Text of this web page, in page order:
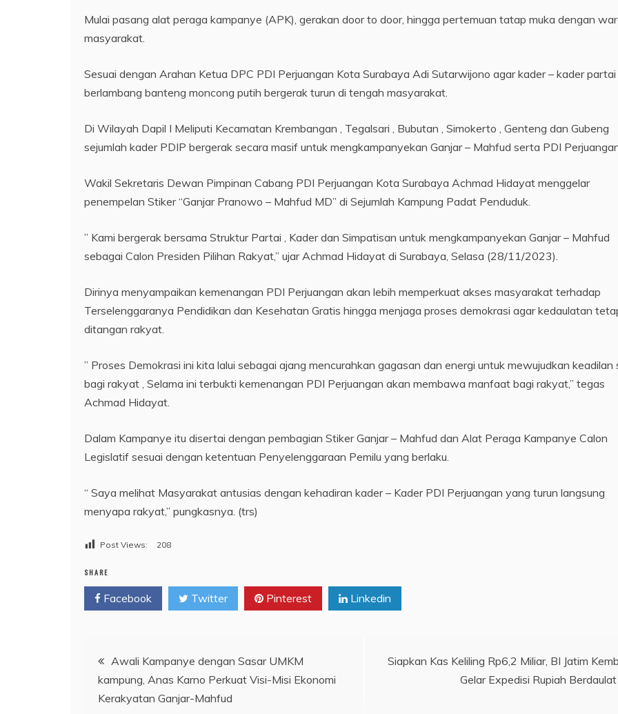
Mulai pasang alat peraga kampanye (APK), gerakan door to door, hingga pertemuan tatap muka dengan
masyarakat.
Sesuai dengan Arahan Ketua DPC PDI Perjuangan Kota Surabaya Adi Sutarwijono agar kader – kader partai
berlambang banteng moncong putih bergerak turun di tengah masyarakat.
Di Wilayah Dapil I Meliputi Kecamatan Krembangan , Tegalsari , Bubutan , Simokerto , Genteng dan Gubeng
sejumlah kader PDIP bergerak secara masif untuk mengkampanyekan Ganjar – Mahfud serta PDI
Wakil Sekretaris Dewan Pimpinan Cabang PDI Perjuangan Kota Surabaya Achmad Hidayat menggelar
penempelan Stiker “Ganjar Pranowo – Mahfud MD” di Sejumlah Kampung Padat Penduduk.
” Kami bergerak bersama Struktur Partai , Kader dan Simpatisan untuk mengkampanyekan Ganjar – Mahfud
sebagai Calon Presiden Pilihan Rakyat,” ujar Achmad Hidayat di Surabaya, Selasa (28/11/2023).
Dirinya menyampaikan kemenangan PDI Perjuangan akan lebih memperkuat akses masyarakat terhadap
Terselenggaranya Pendidikan dan Kesehatan Gratis hingga menjaga proses demokrasi agar kedaulatan
ditangan rakyat.
” Proses Demokrasi ini kita lalui sebagai ajang mencurahkan gagasan dan energi untuk mewujudkan keadilan
bagi rakyat , Selama ini terbukti kemenangan PDI Perjuangan akan membawa manfaat bagi rakyat,” tegas
Achmad Hidayat.
Dalam Kampanye itu disertai dengan pembagian Stiker Ganjar – Mahfud dan Alat Peraga Kampanye Calon
Legislatif sesuai dengan ketentuan Penyelenggaraan Pemilu yang berlaku.
“ Saya melihat Masyarakat antusias dengan kehadiran kader – Kader PDI Perjuangan yang turun langsung
menyapa rakyat,” pungkasnya. (trs)
Post Views: 208
SHARE
Facebook Twitter Pinterest Linkedin
Navigasi
pos
Awali Kampanye dengan Sasar UMKM
kampung, Anas Karno Perkuat Visi-Misi Ekonomi
Kerakyatan Ganjar-Mahfud
Siapkan Kas Keliling Rp6,2 Miliar, BI Jatim
Gelar Expedisi Rupiah Berdaulat